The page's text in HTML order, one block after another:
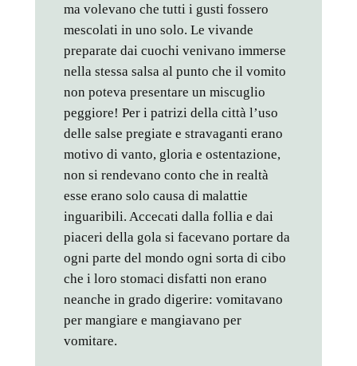
ma volevano che tutti i gusti fossero
mescolati in uno solo. Le vivande
preparate dai cuochi venivano immerse
nella stessa salsa al punto che il vomito
non poteva presentare un miscuglio
peggiore! Per i patrizi della città l’uso
delle salse pregiate e stravaganti erano
motivo di vanto, gloria e ostentazione,
non si rendevano conto che in realtà
esse erano solo causa di malattie
inguaribili. Accecati dalla follia e dai
piaceri della gola si facevano portare da
ogni parte del mondo ogni sorta di cibo
che i loro stomaci disfatti non erano
neanche in grado digerire: vomitavano
per mangiare e mangiavano per
vomitare.